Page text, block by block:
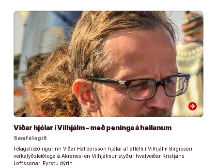
arrow_forward
Viðar hjólar í Vilhjálm – með peninga á heilanum
Samfélagið
Félagsfræðingurinn Viðar Halldórsson hjólar af aflefli í Vilhjálm Birgisson
verkalýðsleiðtoga á Akranesi en Vilhjálmur styður hvalveiðar Kristjáns
Loftssonar. Fyrstu dýrin …